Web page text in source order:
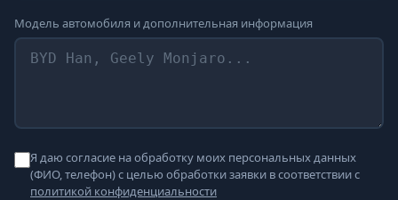
Модель автомобиля и дополнительная информация
Я даю согласие на обработку моих персональных данных
(ФИО, телефон) с целью обработки заявки в соответствии с
политикой конфиденциальности